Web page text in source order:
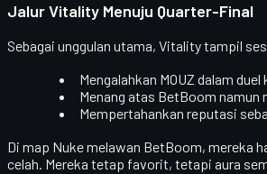
Jalur Vitality Menuju Quarter-Final
Sebagai unggulan utama, Vitality tampil
Mengalahkan MOUZ dalam duel
Menang atas BetBoom namun
Mempertahankan reputasi
Di map Nukemelawan BetBoom, mereka
celah. Mereka tetap favorit, tetapi aura